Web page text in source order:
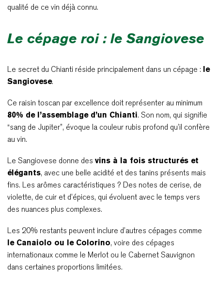
qualité de ce vin déjà connu.
Le cépage roi : le Sangiovese
Le secret du Chianti réside principalement dans un cépage : le
Sangiovese.
Ce raisin toscan par excellence doit représenter au minimum
80% de l’assemblage d’un Chianti. Son nom, qui signifie
“sang de Jupiter”, évoque la couleur rubis profond qu’il confère
au vin.
Le Sangiovese donne des vins à la fois structurés et
élégants, avec une belle acidité et des tanins présents mais
fins. Les arômes caractéristiques ? Des notes de cerise, de
violette, de cuir et d’épices, qui évoluent avec le temps vers
des nuances plus complexes.
Les 20% restants peuvent inclure d’autres cépages comme
le Canaiolo ou le Colorino, voire des cépages
internationaux comme le Merlot ou le Cabernet Sauvignon
dans certaines proportions limitées.